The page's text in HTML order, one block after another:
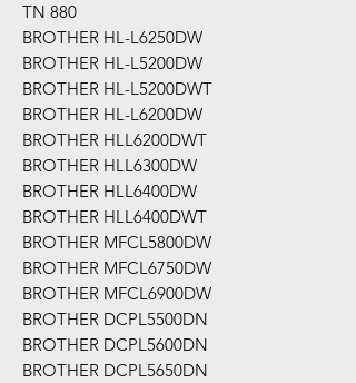
TN 880
BROTHER HL-L6250DW
BROTHER HL-L5200DW
BROTHER HL-L5200DWT
BROTHER HL-L6200DW
BROTHER HLL6200DWT
BROTHER HLL6300DW
BROTHER HLL6400DW
BROTHER HLL6400DWT
BROTHER MFCL5800DW
BROTHER MFCL6750DW
BROTHER MFCL6900DW
BROTHER DCPL5500DN
BROTHER DCPL5600DN
BROTHER DCPL5650DN